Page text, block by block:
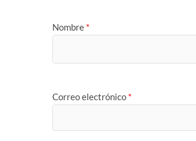
Nombre *
Correo electrónico *